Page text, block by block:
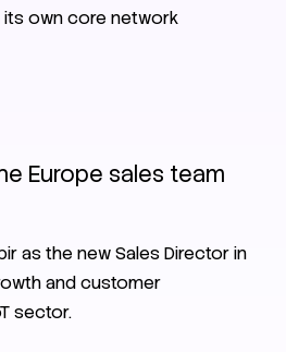
own core network
Europe sales team
as the new Sales Director in
and customer
sector.